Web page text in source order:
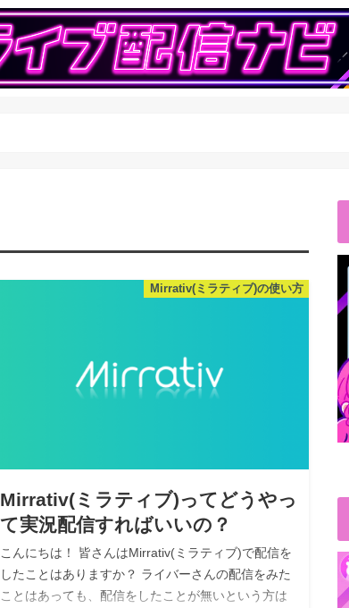
Mirrativ(ミラティブ)の使い方
Mirrativ(ミラティブ)ってどうやっ
て実況配信すればいいの？
こんにちは！ 皆さんはMirrativ(ミラティブ)で配信を
したことはありますか？ ライバーさんの配信をみた
ことはあっても、配信をしたことが無いという方は